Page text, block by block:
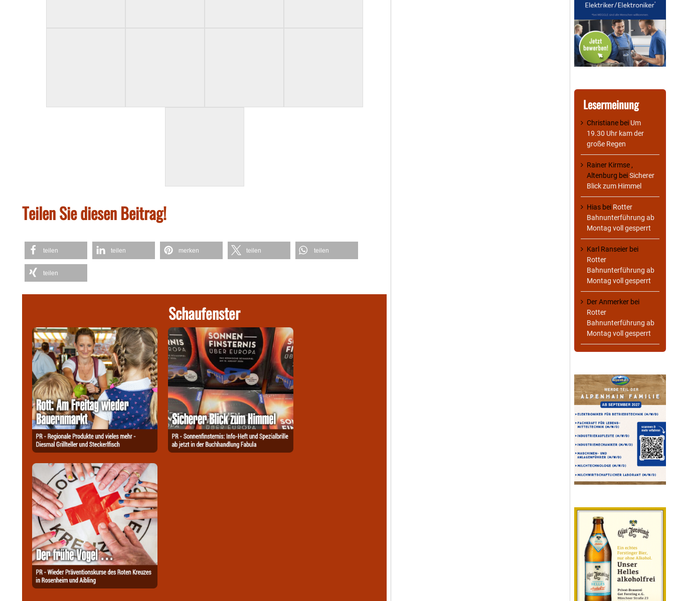
Teilen Sie diesen Beitrag!
teilen teilen merken teilen teilen
teilen
Schaufenster
Lesermeinung
Christiane bei Um
19.30 Uhr kam der
große Regen
Rainer Kirmse ,
Altenburg beiSicherer
Blick zum Himmel
Hias bei Rotter
Bahnunterführung ab
Montag voll gesperrt
Karl Ranseier bei
Rotter
Bahnunterführung ab
Montag voll gesperrt
Der Anmerker bei
Rotter
Bahnunterführung ab
Montag voll gesperrt